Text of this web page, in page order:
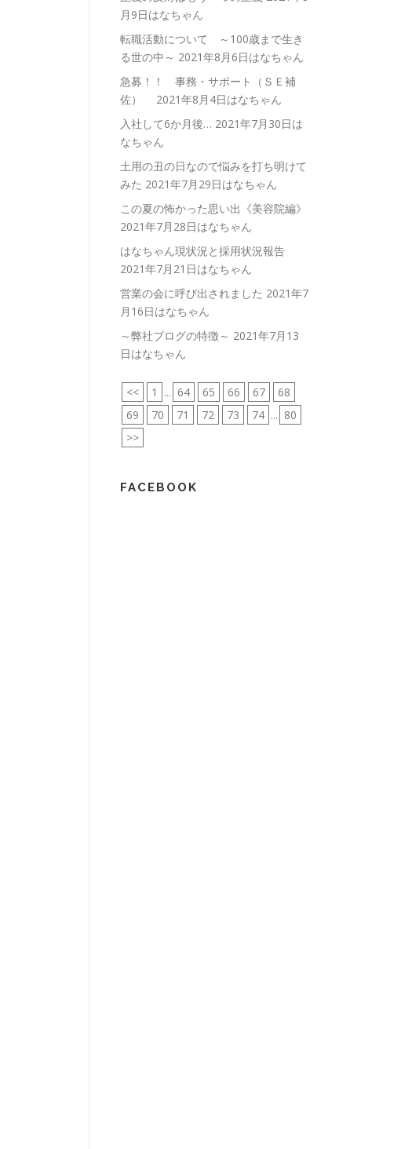
月9日はなちゃん
転職活動について ～100歳まで生き
る世の中～ 2021年8月6日はなちゃん
急募！！ 事務・サポート（ＳＥ補
佐）
2021年8月4日はなちゃん
入社して6か月後… 2021年7月30日は
なちゃん
土用の丑の日なので悩みを打ち明けて
みた 2021年7月29日はなちゃん
この夏の怖かった思い出《美容院編》
2021年7月28日はなちゃん
はなちゃん現状況と採用状況報告
2021年7月21日はなちゃん
営業の会に呼び出されました 2021年7
月16日はなちゃん
～弊社ブログの特徴～ 2021年7月13
日はなちゃん
<< 1 ... 64 65 66 67
68
69
70 71 72 73 74 ... 80
>>
FACEBOOK